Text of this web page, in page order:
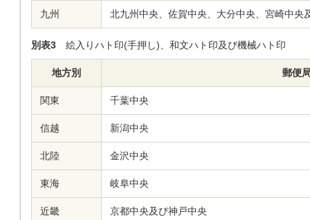
九州 北九州中央、佐賀中央、大分中央、宮崎中央
別表3 絵入りハト印(手押し)、和文ハト印及び機械ハト印
地方別 郵便
関東 千葉中央
信越 新潟中央
北陸 金沢中央
東海 岐阜中央
近畿 京都中央及び神戸中央